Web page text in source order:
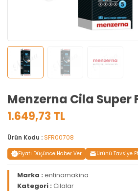
Menzerna Cila Super
1.649,73 TL
Ürün Kodu : SFR00708
Fiyatı Düşünce Haber Ver Ürünü Tavsiye Et
Marka :entinamakina
Kategori :Cilalar